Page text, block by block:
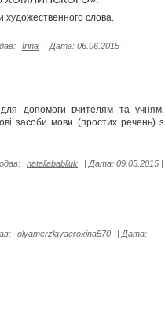
художественного слова.
Irina | Дата: 06.06.2015 |
допомоги вчителям та учням.
засоби мови (простих речень) з
nataliababliuk | Дата: 09.05.2015 |
olyamerzlayaeroxina570 | Дата: